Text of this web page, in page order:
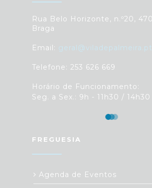
Rua Belo Horizonte, n.º20,
Braga
Email: geral@viladepalmeira.pt
Telefone: 253 626 669
Horário de Funcionamento:
Seg. a Sex.: 9h - 11h30 / 14h30
FREGUESIA
Agenda de Eventos